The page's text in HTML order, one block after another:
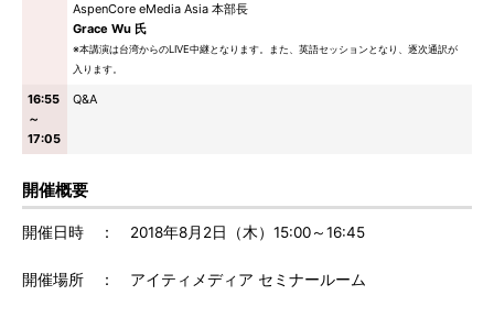
AspenCore eMedia Asia 本部長
Grace Wu 氏
※本講演は台湾からのLIVE中継となります。また、英語セッションとなり、逐次通訳が
入ります。
16:55
～
17:05
Q&A
開催概要
開催日時 ： 2018年8月2日（木）15:00～16:45
開催場所 ： アイティメディア セミナールーム